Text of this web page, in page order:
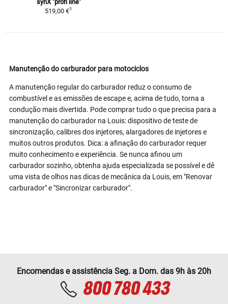
synX "profi line"
519,00 €1
Manutenção do carburador para motociclos
A manutenção regular do carburador reduz o consumo de
combustível e as emissões de escape e, acima de tudo, torna a
condução mais divertida. Pode comprar tudo o que precisa para a
manutenção do carburador na Louis: dispositivo de teste de
sincronização, calibres dos injetores, alargadores de injetores e
muitos outros produtos. Dica: a afinação do carburador requer
muito conhecimento e experiência. Se nunca afinou um
carburador sozinho, obtenha ajuda especializada se possível e dê
uma vista de olhos nas dicas de mecânica da Louis, em "Renovar
carburador" e "Sincronizar carburador".
Encomendas e assistência Seg. a Dom. das 9h às 20h
800 780 433